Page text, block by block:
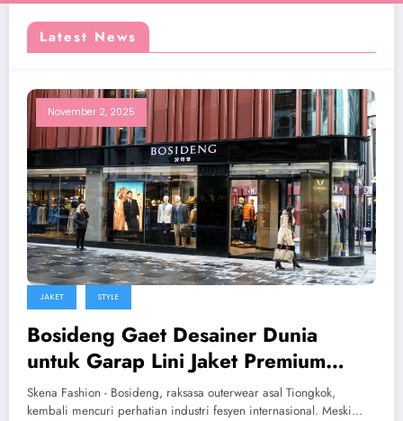
Latest News
November 2, 2025
JAKET STYLE
Bosideng Gaet Desainer Dunia
untuk Garap Lini Jaket Premium
Urban
Skena Fashion - Bosideng, raksasa outerwear asal Tiongkok,
kembali mencuri perhatian industri fesyen internasional. Meski…